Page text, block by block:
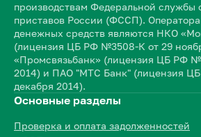
производствам Федеральной службы
приставов России (ФССП).
денежных средств являются НКО
(лицензия ЦБ РФ №3508-К от 29
«Промсвязьбанк» (лицензия ЦБ РФ
2014) и ПАО "МТС Банк" (лицензия
декабря 2014).
Основные разделы
Проверка и оплата задолженностей